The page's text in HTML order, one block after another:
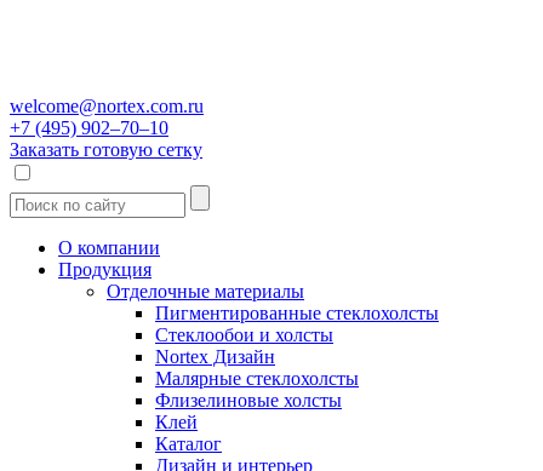
welcome@nortex.com.ru
+7 (495) 902–70–10
Заказать готовую сетку
О компании
Продукция
Отделочные материалы
Пигментированные стеклохолсты
Стеклообои и холсты
Nortex Дизайн
Малярные стеклохолсты
Флизелиновые холсты
Клей
Каталог
Дизайн и интерьер